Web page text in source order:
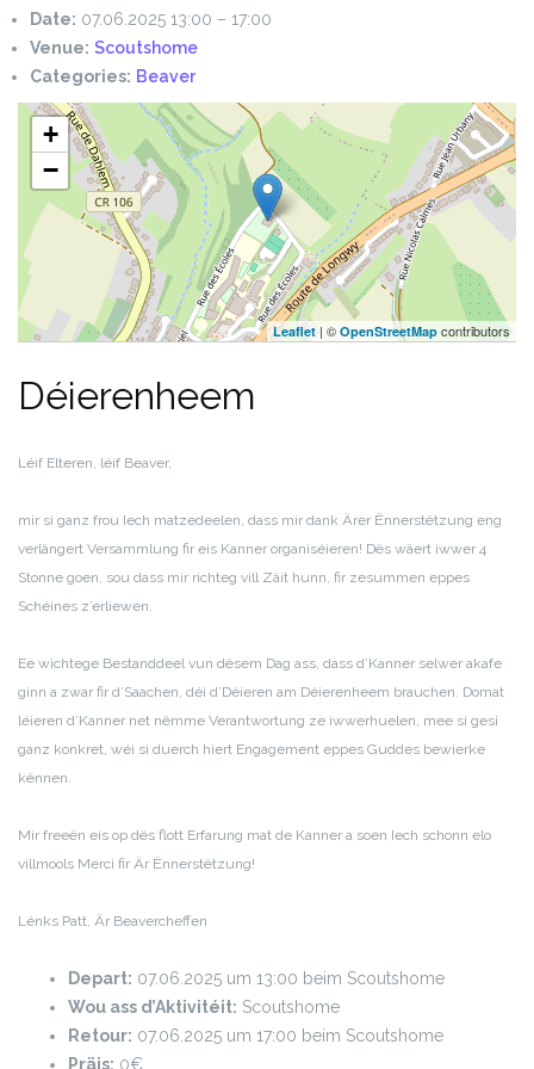
Date: 07.06.2025 13:00 – 17:00
Venue: Scoutshome
Categories: Beaver
+
−
Leaflet | © OpenStreetMap contributors
Déierenheem
Léif Elteren, léif Beaver,
mir si ganz frou Iech matzedeelen, dass mir dank Ärer Ënnerstëtzung eng
verlängert Versammlung fir eis Kanner organiséieren! Dës wäert iwwer 4
Stonne goen, sou dass mir richteg vill Zäit hunn, fir zesummen eppes
Schéines z’erliewen.
Ee wichtege Bestanddeel vun dësem Dag ass, dass d’Kanner selwer akafe
ginn a zwar fir d’Saachen, déi d’Déieren am Déierenheem brauchen. Domat
léieren d’Kanner net nëmme Verantwortung ze iwwerhuelen, mee si gesi
ganz konkret, wéi si duerch hiert Engagement eppes Guddes bewierke
kënnen.
Mir freeën eis op dës flott Erfarung mat de Kanner a soen Iech schonn elo
villmools Merci fir Är Ënnerstëtzung!
Lénks Patt, Är Beavercheffen
Depart: 07.06.2025 um 13:00 beim Scoutshome
Wou ass d’Aktivitéit: Scoutshome
Retour: 07.06.2025 um 17:00 beim Scoutshome
Präis: 0€